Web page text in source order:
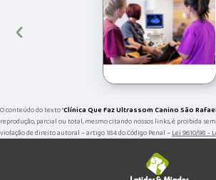
‹
O conteúdo do texto "Clínica Que Faz Ultrassom Canino São
reprodução, parcial ou total, mesmo citando nossos links, é proibida
violação de direito autoral – artigo 184 do Código Penal –Lei 9610/98 -